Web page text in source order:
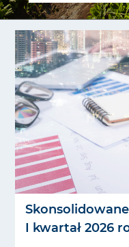
I kwartał 2026